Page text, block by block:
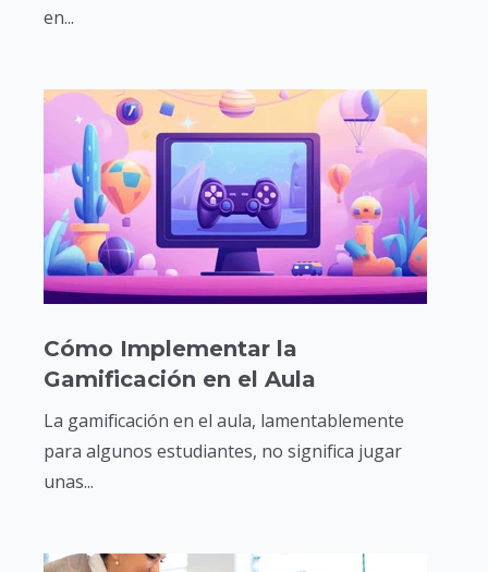
en...
Cómo Implementar la
Gamificación en el Aula
La gamificación en el aula, lamentablemente
para algunos estudiantes, no significa jugar
unas...